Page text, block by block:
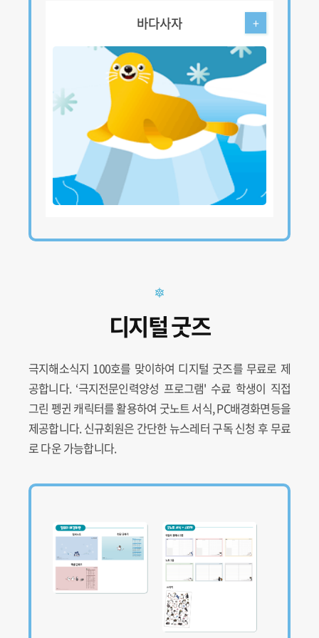
바다사자 +
디지털 굿즈
극지해소식지 100호를 맞이하여 디지털 굿즈를 무료로 제
공합니다. ‘극지전문인력양성 프로그램' 수료 학생이 직접
그린 펭귄 캐릭터를 활용하여 굿노트 서식, PC배경화면등을
제공합니다. 신규회원은 간단한 뉴스레터 구독 신청 후 무료
로 다운 가능합니다.